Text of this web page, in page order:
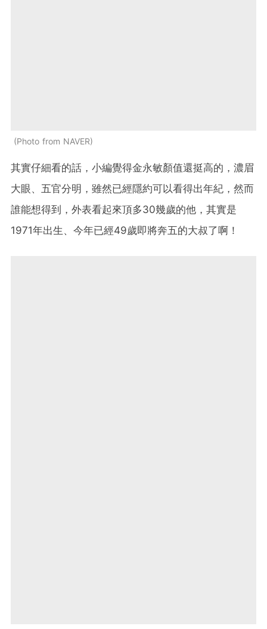
Photo from NAVER
其實仔細看的話，小編覺得金永敏顏值還挺高的，濃眉
大眼、五官分明，雖然已經隱約可以看得出年紀，然而
誰能想得到，外表看起來頂多30幾歲的他，其實是
1971年出生、今年已經49歲即將奔五的大叔了啊！